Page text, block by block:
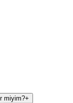
miyim?+